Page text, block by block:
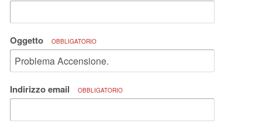
Oggetto OBBLIGATORIO
Indirizzo email OBBLIGATORIO